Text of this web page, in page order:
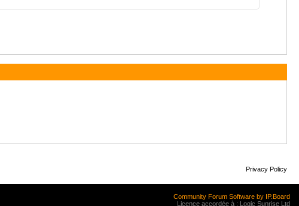
Privacy Policy
Community Forum Software by IP.Board
Licence accordée à : Logic Sunrise Ltd